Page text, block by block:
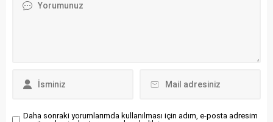
Daha sonraki yorumlarımda kullanılması için adım, e-posta adresim